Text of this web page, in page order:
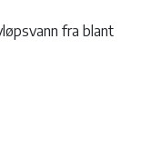
fra blant